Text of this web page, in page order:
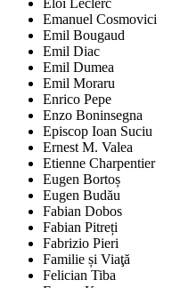
Eloi Leclerc
Emanuel Cosmovici
Emil Bougaud
Emil Diac
Emil Dumea
Emil Moraru
Enrico Pepe
Enzo Boninsegna
Episcop Ioan Suciu
Ernest M. Valea
Etienne Charpentier
Eugen Bortoș
Eugen Budău
Fabian Dobos
Fabian Pitreți
Fabrizio Pieri
Familie și Viaţă
Felician Tiba